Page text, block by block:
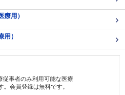
用）
）
従事者のみ利用可能な医療
。会員登録は無料です。